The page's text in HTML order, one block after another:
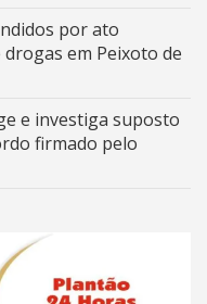
por ato
em Peixoto de
e investiga suposto
firmado pelo